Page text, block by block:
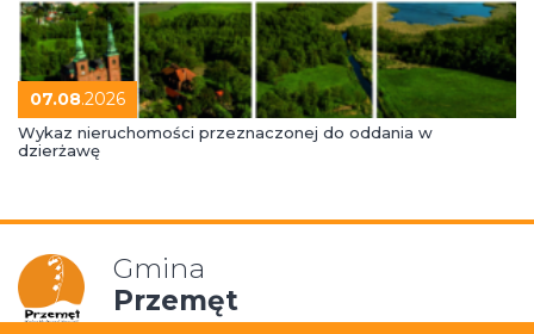
07.08.2026
Wykaz nieruchomości przeznaczonej do oddania w
dzierżawę
Gmina
Przemęt